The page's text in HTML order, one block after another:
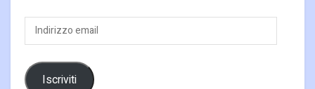
Indirizzo
email
Iscriviti